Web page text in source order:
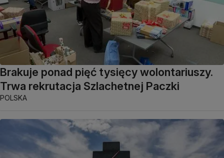
Brakuje ponad pięć tysięcy wolontariuszy.
Trwa rekrutacja Szlachetnej Paczki
POLSKA